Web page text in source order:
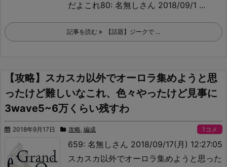
だよこれ80: 名無しさん 2018/09/1 ...
記事を読む 【話題】ジークで ...
【攻略】スカスカ以外でオーロラ集めようと思
ったけど難しいなこれ、色々やったけど見事に
3wave5~6万くらい残すわ
2018年9月17日 攻略, 編成 1コメ
659: 名無しさん 2018/09/17(月) 12:27:05
スカスカ以外でオーロラ集めようと思った